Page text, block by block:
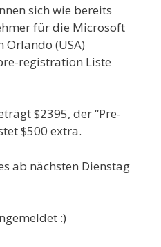
sich wie bereits
für die Microsoft
Orlando (USA)
registration Liste
$2395, der “Pre-
$500 extra.
ab nächsten Dienstag
:)